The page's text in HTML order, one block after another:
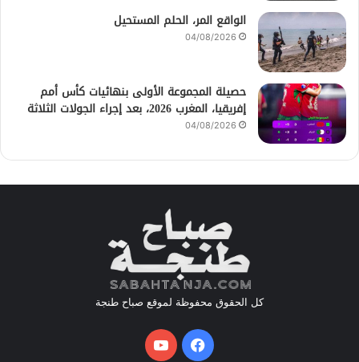
الواقع المر، الحلم المستحيل
04/08/2026
حصيلة المجموعة الأولى بنهائيات كأس أمم
إفريقيا، المغرب 2026، بعد إجراء الجولات الثلاثة
04/08/2026
كل الحقوق محفوظة لموقع صباح طنجة
فيسبوكيوتيوب